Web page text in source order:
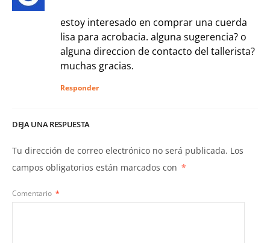
estoy interesado en comprar una cuerda
lisa para acrobacia. alguna sugerencia? o
alguna direccion de contacto del tallerista?
muchas gracias.
Responder
DEJA UNA RESPUESTA
Tu dirección de correo electrónico no será publicada. Los
campos obligatorios están marcados con *
Comentario *